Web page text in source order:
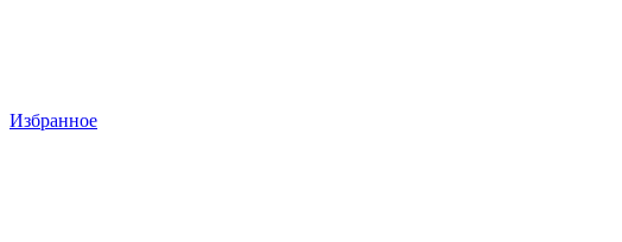
Избранное